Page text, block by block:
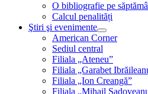
O bibliografie pe
Calcul penalități
Ştiri şi evenimente
American Corner
Sediul central
Filiala „Ateneu”
Filiala „Garabet
Filiala „Ion Creangă”
Filiala „Mihail